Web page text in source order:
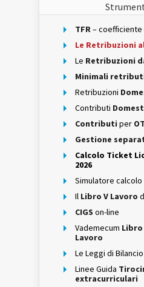
TFR–
Le Retribuzioni
Le Retribuzioni
Minimali
Retribuzioni
Contributi
Contributi per
Gestione
Calcolo Ticket
2026
Simulatore calcolo
Il Libro V Lavoro
CIGS on-line
Vademecum
Lavoro
Le Leggi di
Linee Guida
extracurriculari